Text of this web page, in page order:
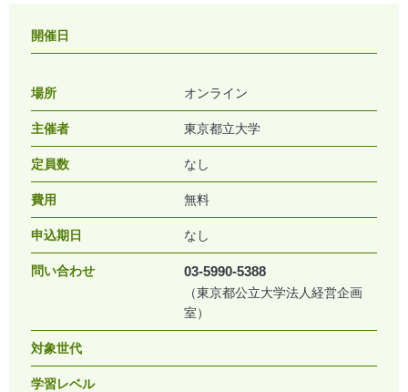
開催日
場所 オンライン
主催者 東京都立大学
定員数 なし
費用 無料
申込期日 なし
問い合わせ 03-5990-5388
（東京都公立大学法人経営企画
室）
対象世代
学習レベル